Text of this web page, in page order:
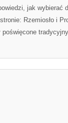
jak wybierać
Rzemiosło i